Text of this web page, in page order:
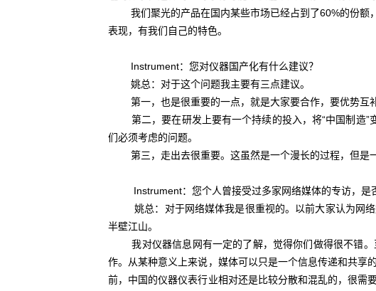
我们聚光的产品在国内某些市场已经占到了60%的份额
表现，有我们自己的特色。
Instrument：您对仪器国产化有什么建议？
姚总：对于这个问题我主要有三点建议。
第一，也是很重要的一点，就是大家要合作，要优势互补
第二，要在研发上要有一个持续的投入，将“中国制造”变
们必须考虑的问题。
第三，走出去很重要。这虽然是一个漫长的过程，但是一
Instrument：您个人曾接受过多家网络媒体的专访，是否
姚总：对于网络媒体我是很重视的。以前大家认为网络
半壁江山。
我对仪器信息网有一定的了解，觉得你们做得很不错。
作。从某种意义上来说，媒体可以只是一个信息传递和共享
前，中国的仪器仪表行业相对还是比较分散和混乱的，很需